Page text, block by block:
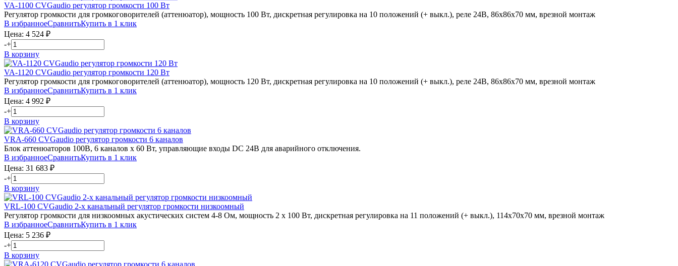
VA-1100 CVGaudio регулятор громкости 100 Вт
Регулятор громкости для громкоговорителей (аттенюатор), мощность 100 Вт, дискретная регулировка на 10 положений (+ выкл.), реле 24В, 86х86х70 мм, врезной монтаж
В избранноеСравнитьКупить в 1 клик
Цена: 4 524 ₽
-+
В корзину
VA-1120 CVGaudio регулятор громкости 120 Вт
Регулятор громкости для громкоговорителей (аттенюатор), мощность 120 Вт, дискретная регулировка на 10 положений (+ выкл.), реле 24В, 86х86х70 мм, врезной монтаж
В избранноеСравнитьКупить в 1 клик
Цена: 4 992 ₽
-+
В корзину
VRA-660 CVGaudio регулятор громкости 6 каналов
Блок аттенюаторов 100В, 6 каналов х 60 Вт, управляющие входы DC 24В для аварийного отключения.
В избранноеСравнитьКупить в 1 клик
Цена: 31 683 ₽
-+
В корзину
VRL-100 CVGaudio 2-х канальный регулятор громкости низкоомный
Регулятор громкости для низкоомных акустических систем 4-8 Ом, мощность 2 х 100 Вт, дискретная регулировка на 11 положений (+ выкл.), 114х70х70 мм, врезной монтаж
В избранноеСравнитьКупить в 1 клик
Цена: 5 236 ₽
-+
В корзину